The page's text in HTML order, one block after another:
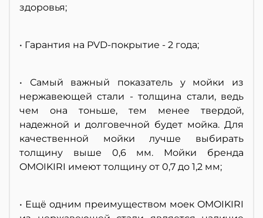
здоровья;
• Гарантия на PVD-покрытие - 2 года;
• Самый важный показатель у мойки из
нержавеющей стали - толщина стали, ведь
чем она тоньше, тем менее твердой,
надежной и долговечной будет мойка. Для
качественной мойки лучше выбирать
толщину выше 0,6 мм. Мойки бренда
OMOIKIRI имеют толщину от 0,7 до 1,2 мм;
• Ещё одним преимуществом моек OMOIKIRI